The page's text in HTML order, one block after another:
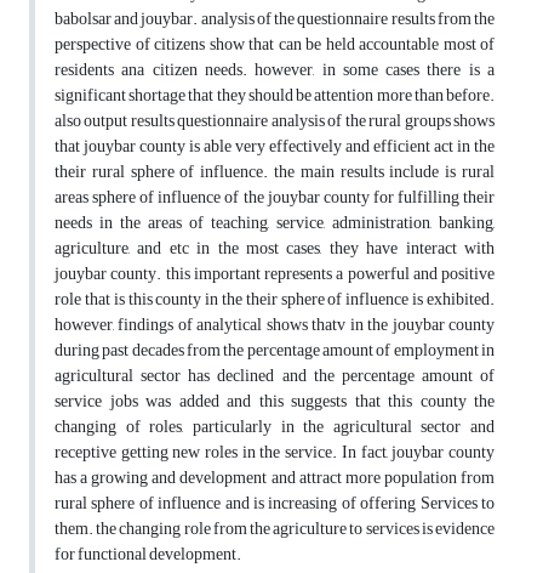
babolsar and jouybar. analysis of the questionnaire results from the
perspective of citizens show that can be held accountable most of
residents ana citizen needs. however, in some cases there is a
significant shortage that they should be attention more than before.
also output results questionnaire analysis of the rural groups shows
that jouybar county is able very effectively and efficient act in the
their rural sphere of influence. the main results include is rural
areas sphere of influence of the jouybar county for fulfilling their
needs in the areas of teaching, service, administration, banking,
agriculture, and etc in the most cases, they have interact with
jouybar county. this important represents a powerful and positive
role that is this county in the their sphere of influence is exhibited.
however, findings of analytical shows thatv in the jouybar county
during past decades from the percentage amount of employment in
agricultural sector has declined and the percentage amount of
service jobs was added and this suggests that this county the
changing of roles, particularly in the agricultural sector and
receptive getting new roles in the service. In fact, jouybar county
has a growing and development and attract more population from
rural sphere of influence and is increasing of offering Services to
them. the changing role from the agriculture to services is evidence
for functional development.